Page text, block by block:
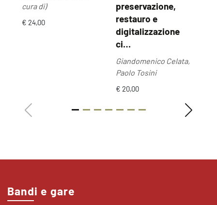
cura di)
€ 24,00
preservazione,
restauro e
digitalizzazione
ci…
Giandomenico Celata,
Paolo Tosini
€ 20,00
Bandi e gare